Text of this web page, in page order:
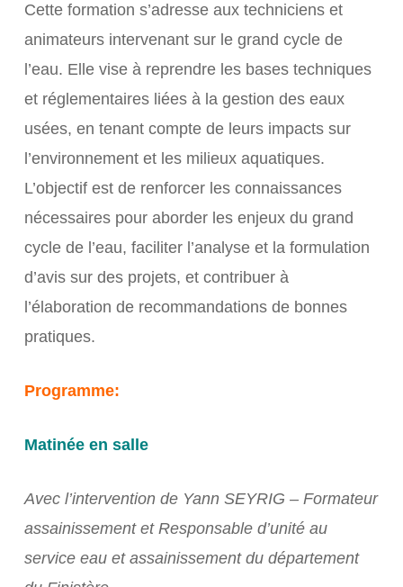
Cette formation s’adresse aux techniciens et
animateurs intervenant sur le grand cycle de
l’eau. Elle vise à reprendre les bases techniques
et réglementaires liées à la gestion des eaux
usées, en tenant compte de leurs impacts sur
l’environnement et les milieux aquatiques.
L’objectif est de renforcer les connaissances
nécessaires pour aborder les enjeux du grand
cycle de l’eau, faciliter l’analyse et la formulation
d’avis sur des projets, et contribuer à
l’élaboration de recommandations de bonnes
pratiques.
Programme:
Matinée en salle
Avec l’intervention de Yann SEYRIG – Formateur
assainissement et Responsable d’unité au
service eau et assainissement du département